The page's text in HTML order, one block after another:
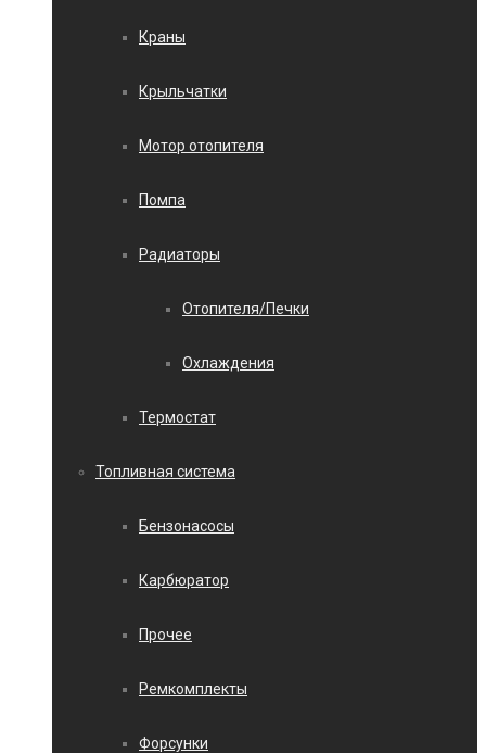
Краны
Крыльчатки
Мотор отопителя
Помпа
Радиаторы
Отопителя/Печки
Охлаждения
Термостат
Топливная система
Бензонасосы
Карбюратор
Прочее
Ремкомплекты
Форсунки